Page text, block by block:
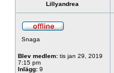
Lillyandrea
Snaga
Blev medlem: tis jan 29, 2019
7:15 pm
Inlägg: 9